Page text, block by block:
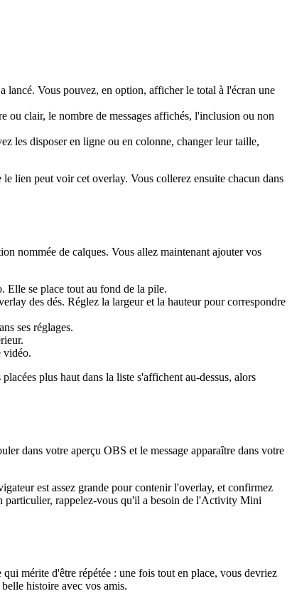
Vous pouvez, en option, afficher le total à l'écran une
ou clair, le nombre de messages affichés, l'inclusion ou non
les disposer en ligne ou en colonne, changer leur taille,
lien peut voir cet overlay. Vous collerez ensuite chacun dans
nommée de calques. Vous allez maintenant ajouter vos
Elle se place tout au fond de la pile.
des dés. Réglez la largeur et la hauteur pour correspondre
ses réglages.
vidéo.
plus haut dans la liste s'affichent au-dessus, alors
dans votre aperçu OBS et le message apparaître dans votre
est assez grande pour contenir l'overlay, et confirmez
particulier, rappelez-vous qu'il a besoin de l'Activity Mini
mérite d'être répétée : une fois tout en place, vous devriez
histoire avec vos amis.